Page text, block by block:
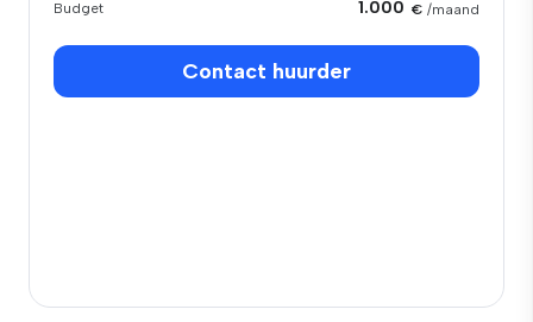
Budget 1.000 € /maand
Contact huurder